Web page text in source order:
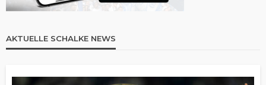
AKTUELLE SCHALKE NEWS